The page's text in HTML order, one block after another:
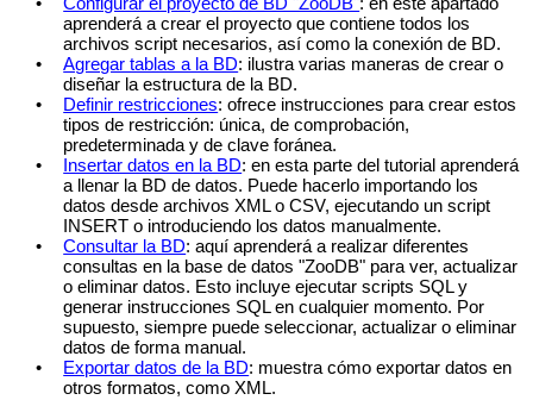
aprenderá a crear el proyecto que contiene todos los
archivos script necesarios, así como la conexión de BD.
•
Agregar tablas a la BD: ilustra varias maneras de crear o
diseñar la estructura de la BD.
•
Definir restricciones: ofrece instrucciones para crear estos
tipos de restricción: única, de comprobación,
predeterminada y de clave foránea.
•
Insertar datos en la BD: en esta parte del tutorial aprenderá
a llenar la BD de datos. Puede hacerlo importando los
datos desde archivos XML o CSV, ejecutando un script
INSERT o introduciendo los datos manualmente.
•
Consultar la BD: aquí aprenderá a realizar diferentes
consultas en la base de datos "ZooDB" para ver, actualizar
o eliminar datos. Esto incluye ejecutar scripts SQL y
generar instrucciones SQL en cualquier momento. Por
supuesto, siempre puede seleccionar, actualizar o eliminar
datos de forma manual.
•
Exportar datos de la BD: muestra cómo exportar datos en
otros formatos, como XML.